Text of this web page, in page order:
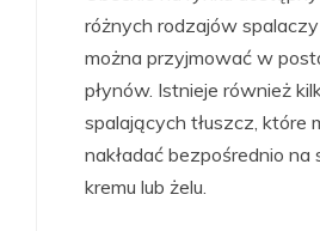
różnych rodzajów
można przyjmować w
płynów. Istnieje również
spalających tłuszcz, które
nakładać bezpośrednio na
kremu lub żelu.